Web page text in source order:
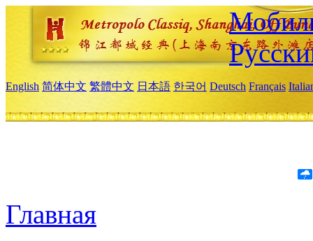
English 简体中文 繁體中文 日本語 한국어 Deutsch Français
Главная